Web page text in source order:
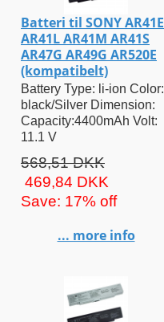
Batteri til SONY AR41E
AR41L AR41M AR41S
AR47G AR49G AR520E
(kompatibelt)
Battery Type: li-ion Color:
black/Silver Dimension:
Capacity:4400mAh Volt:
11.1 V
568,51 DKK
469,84 DKK
Save: 17% off
... more info